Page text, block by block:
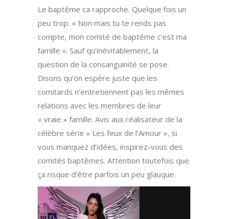
Le baptême ca rapproche. Quelque fois un
peu trop. « Non mais tu te rends pas
compte, mon comité de baptême c’est ma
famille ». Sauf qu’inévitablement, la
question de la consanguinité se pose.
Disons qu’on espère juste que les
comitards n’entretiennent pas les mêmes
relations avec les membres de leur
« vraie » famille. Avis aux réalisateur de la
célèbre série « Les feux de l’Amour », si
vous manquez d’idées, inspirez-vous des
comités baptêmes. Attention toutefois que
ça risque d’être parfois un peu glauque.